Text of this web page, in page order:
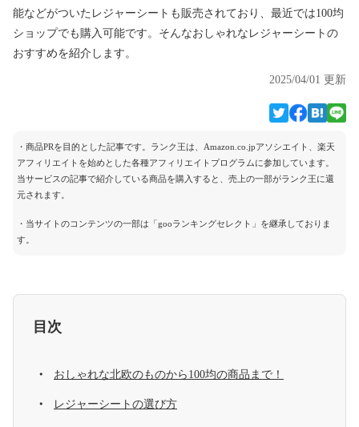
能などがついたレジャーシートも販売されており、最近では100均
ショップでも購入可能です。そんなおしゃれなレジャーシートの
おすすめを紹介します。
2025/04/01 更新
・商品PRを目的とした記事です。ランク王は、Amazon.co.jpアソシエイト、楽天
アフィリエイトを始めとした各種アフィリエイトプログラムに参加しています。
当サービスの記事で紹介している商品を購入すると、売上の一部がランク王に還
元されます。
・当サイトのコンテンツの一部は「gooランキングセレクト」を継承しておりま
す。
目次
おしゃれな北欧のものから100均の商品まで！
レジャーシートの選び方